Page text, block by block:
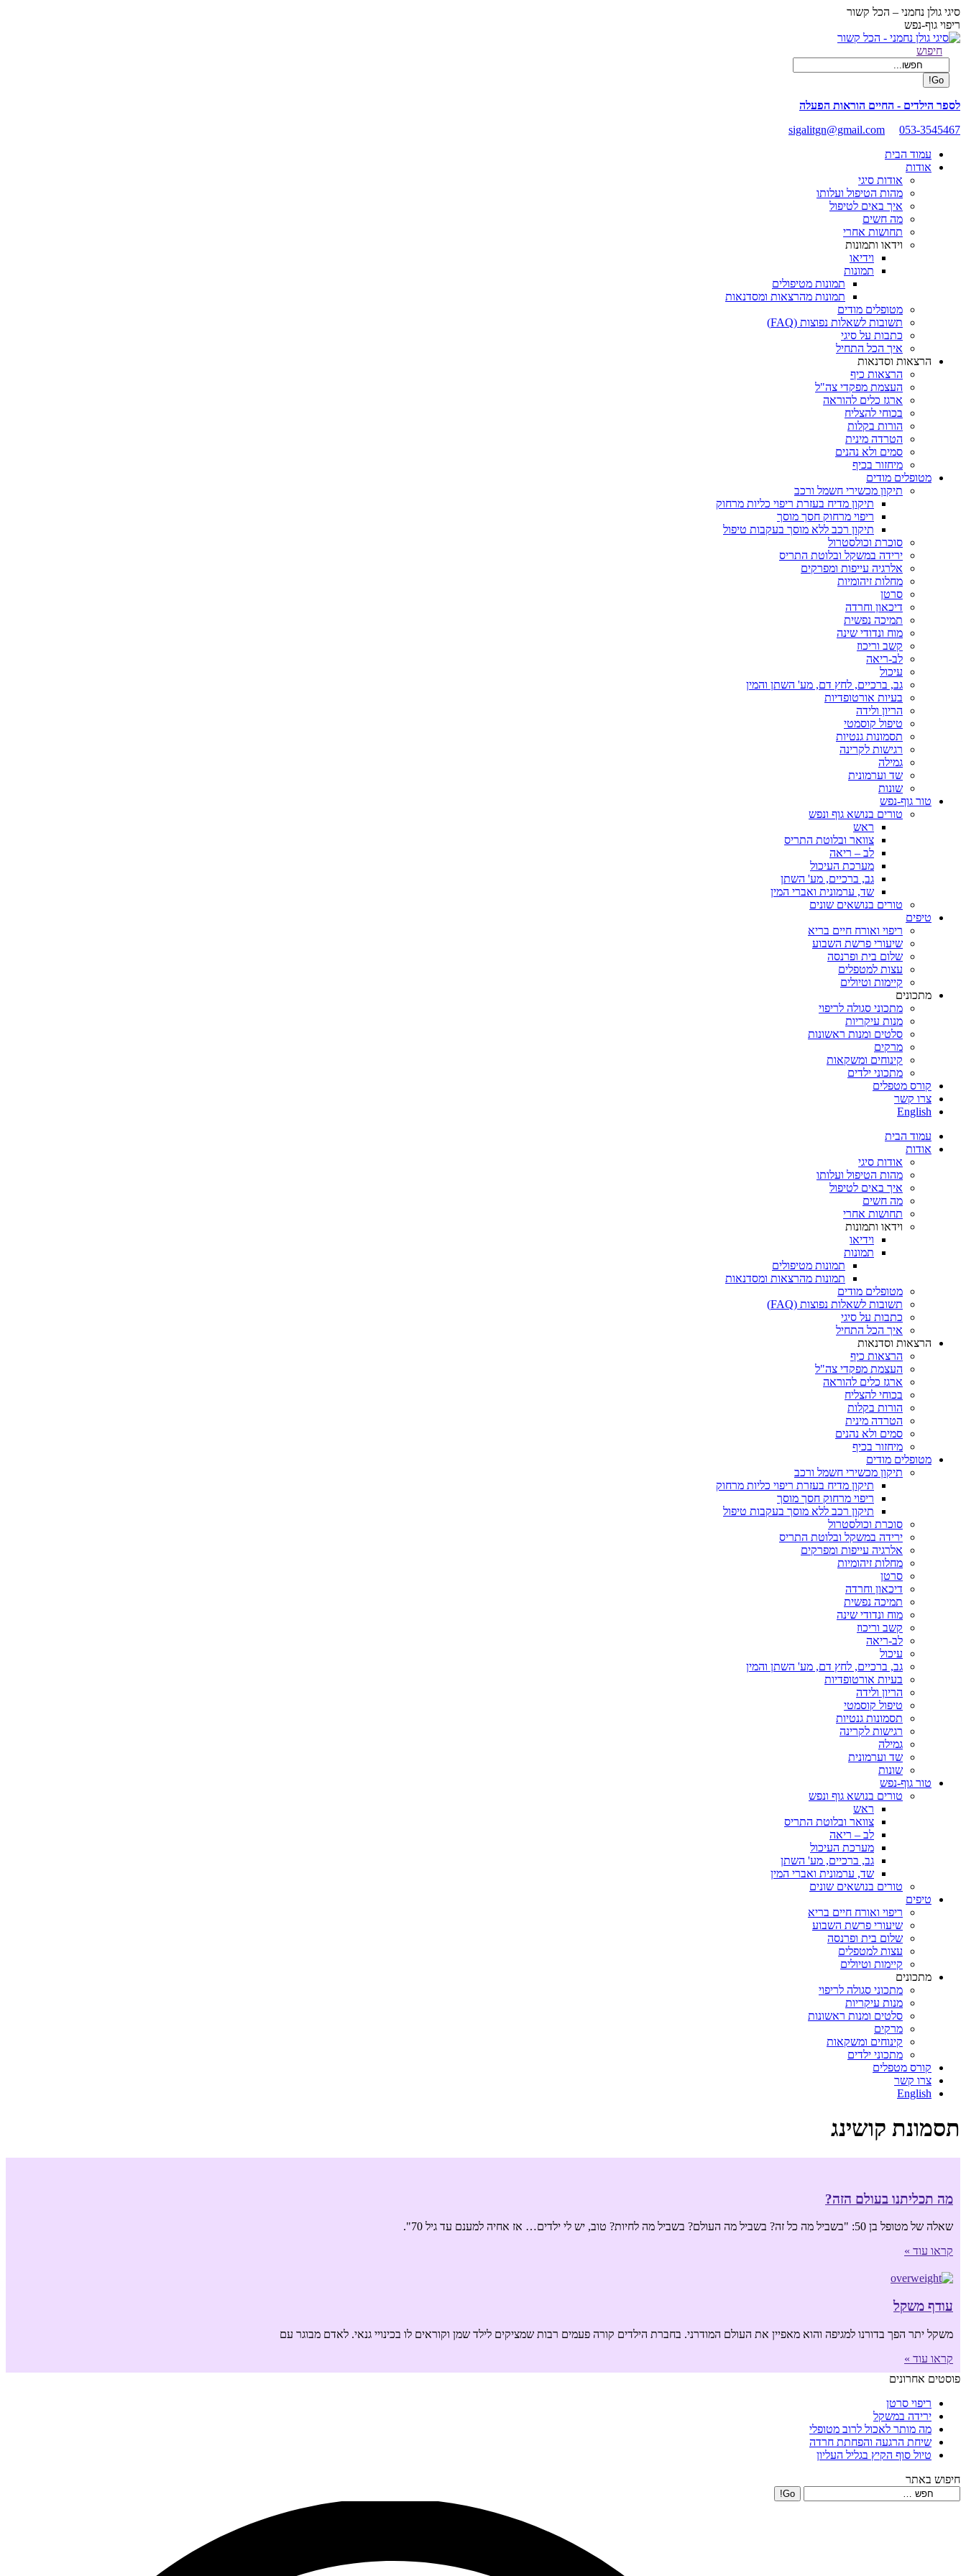
Skip
to
content
סיגי גולן נחמני – הכל קשור
ריפוי גוף-נפש
Facebook
opens
new
window
Search:
חיפוש
לספר הילדים - החיים הוראות הפעלה
sigalitgn@gmail.com
053-3545467
עמוד הבית
אודות
אודות סיגי
מהות הטיפול ועלותו
איך באים לטיפול
מה חשים
תחושות אחרי
וידאו ותמונות
וידיאו
תמונות
תמונות מטיפולים
תמונות מהרצאות ומסדנאות
מטופלים מודים
תשובות לשאלות נפוצות (FAQ)
כתבות על סיגי
איך הכל התחיל
הרצאות וסדנאות
הרצאות כיף
העצמת מפקדי צה"ל
ארגז כלים להוראה
בכוחי להצליח
הורות בקלות
הטרדה מינית
סמים ולא נהנים
מיחזור בכיף
מטופלים מודים
תיקון מכשירי חשמל ורכב
תיקון מדיח בעזרת ריפוי כליות מרחוק
ריפוי מרחוק חסך מוסך
תיקון רכב ללא מוסך בעקבות טיפול
סוכרת וכולסטרול
ירידה במשקל ובלוטת התריס
אלרגיה עייפות ומפרקים
מחלות זיהומיות
סרטן
דיכאון וחרדה
תמיכה נפשית
מוח ונדודי שינה
קשב וריכוז
לב-ריאה
עיכול
גב, ברכיים, לחץ דם, מע' השתן והמין
בעיות אורטופדיות
הריון ולידה
טיפול קוסמטי
תסמונות גנטיות
רגישות לקרינה
גמילה
שד וערמונית
שונות
טור גוף-נפש
טורים בנושא גוף ונפש
ראש
צוואר ובלוטת התריס
לב – ריאה
מערכת העיכול
גב, ברכיים, מע' השתן
שד, ערמונית ואברי המין
טורים בנושאים שונים
טיפים
ריפוי ואורח חיים בריא
שיעורי פרשת השבוע
שלום בית ופרנסה
עצות למטפלים
קיימות וטיולים
מתכונים
מתכוני סגולה לריפוי
מנות עיקריות
סלטים ומנות ראשונות
מרקים
קינוחים ומשקאות
מתכוני ילדים
קורס מטפלים
צרו קשר
English
עמוד הבית
אודות
אודות סיגי
מהות הטיפול ועלותו
איך באים לטיפול
מה חשים
תחושות אחרי
וידאו ותמונות
וידיאו
תמונות
תמונות מטיפולים
תמונות מהרצאות ומסדנאות
מטופלים מודים
תשובות לשאלות נפוצות (FAQ)
כתבות על סיגי
איך הכל התחיל
הרצאות וסדנאות
הרצאות כיף
העצמת מפקדי צה"ל
ארגז כלים להוראה
בכוחי להצליח
הורות בקלות
הטרדה מינית
סמים ולא נהנים
מיחזור בכיף
מטופלים מודים
תיקון מכשירי חשמל ורכב
תיקון מדיח בעזרת ריפוי כליות מרחוק
ריפוי מרחוק חסך מוסך
תיקון רכב ללא מוסך בעקבות טיפול
סוכרת וכולסטרול
ירידה במשקל ובלוטת התריס
אלרגיה עייפות ומפרקים
מחלות זיהומיות
סרטן
דיכאון וחרדה
תמיכה נפשית
מוח ונדודי שינה
קשב וריכוז
לב-ריאה
עיכול
גב, ברכיים, לחץ דם, מע' השתן והמין
בעיות אורטופדיות
הריון ולידה
טיפול קוסמטי
תסמונות גנטיות
רגישות לקרינה
גמילה
שד וערמונית
שונות
טור גוף-נפש
טורים בנושא גוף ונפש
ראש
צוואר ובלוטת התריס
לב – ריאה
מערכת העיכול
גב, ברכיים, מע' השתן
שד, ערמונית ואברי המין
טורים בנושאים שונים
טיפים
ריפוי ואורח חיים בריא
שיעורי פרשת השבוע
שלום בית ופרנסה
עצות למטפלים
קיימות וטיולים
מתכונים
מתכוני סגולה לריפוי
מנות עיקריות
סלטים ומנות ראשונות
מרקים
קינוחים ומשקאות
מתכוני ילדים
קורס מטפלים
צרו קשר
English
תסמונת קושינג
מה תכליתנו בעולם הזה?
שאלה של מטופל בן 50: "בשביל מה כל זה? בשביל מה העולם? בשביל מה לחיות? טוב, יש לי ילדים… אז אחיה למענם עד גיל 70".
קראו עוד »
עודף משקל
משקל יתר הפך בדורנו למגיפה והוא מאפיין את העולם המודרני. בחברת הילדים קורה פעמים רבות שמציקים לילד שמן וקוראים לו בכינויי גנאי. לאדם מבוגר עם
קראו עוד »
פוסטים אחרונים
ריפוי סרטן
ירידה במשקל
מה מותר לאכול לרוב מטופלי
שיחת הרגעה והפחתת חרדה
טיול סוף הקיץ בגליל העליון
חיפוש באתר
Search: